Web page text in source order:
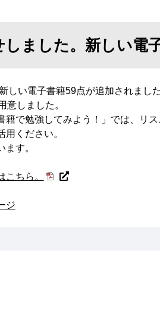
ました。新しい電
しい電子書籍59点が追加されまし
意しました。
籍で勉強してみよう！」では、リ
ください。
ます。
ちら。
ジ